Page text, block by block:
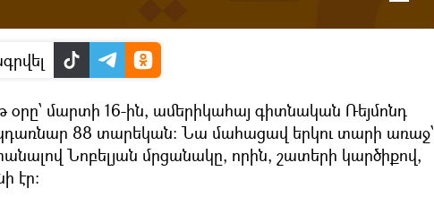
մարտի 16-ին, ամերիկահայ գիտնական Ռեյմոնդ
88 տարեկան։ Նա մահացավ երկու տարի առաջ՝
Նոբելյան մրցանակը, որին, շատերի կարծիքով,
էր։